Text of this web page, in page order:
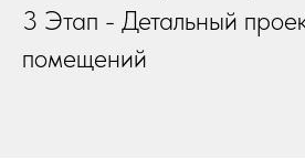
3 Этап - Детальный
помещений